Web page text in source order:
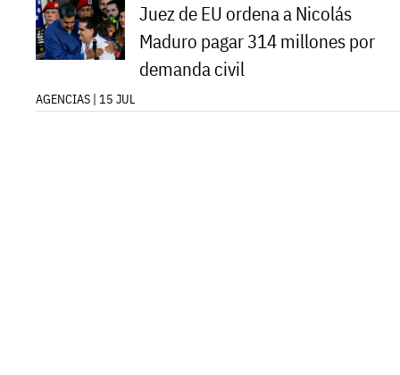
Juez de EU ordena a Nicolás
Maduro pagar 314 millones por
demanda civil
AGENCIAS | 15 JUL